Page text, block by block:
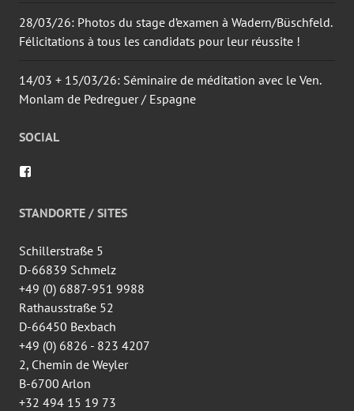
28/03/26: Photos du stage d’examen à Wadern/Büschfeld.
Félicitations à tous les candidats pour leur réussite !
14/03 + 15/03/26: Séminaire de méditation avec le Ven.
Monlam de Pedreguer / Espagne
SOCIAL
de
wingtsun.arlon
Facebook
STANDORTE / SITES
Schillerstraße 5
D-66839 Schmelz
+49 (0) 6887-951 9988
Rathausstraße 52
D-66450 Bexbach
+49 (0) 6826 - 823 4207
2, Chemin de Weyler
B-6700 Arlon
+32 494 15 19 73